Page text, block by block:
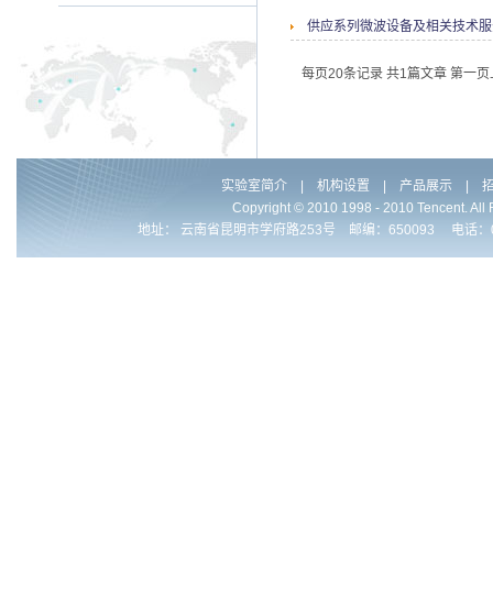
供应系列微波设备及相关技术
每页20条记录 共1篇文章 第一页
实验室简介 机构设置 产品展示
Copyright © 2010 1998 - 2010 Tencent.
地址： 云南省昆明市学府路253号 邮编：650093 电话